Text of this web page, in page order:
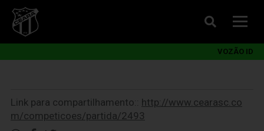
VOZÃO ID
Link para compartilhamento:: http://www.cearasc.co
m/competicoes/partida/2493